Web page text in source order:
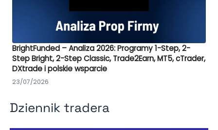
BrightFunded – Analiza 2026: Programy 1-Step, 2-
Step Bright, 2-Step Classic, Trade2Earn, MT5, cTrader,
DXtrade i polskie wsparcie
23/07/2026
Dziennik tradera